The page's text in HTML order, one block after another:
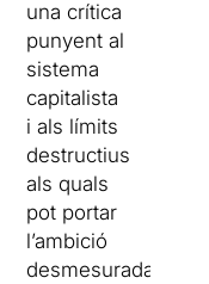
una crítica
punyent al
sistema
capitalista
i als límits
destructius
als quals
pot portar
l’ambició
desmesurada